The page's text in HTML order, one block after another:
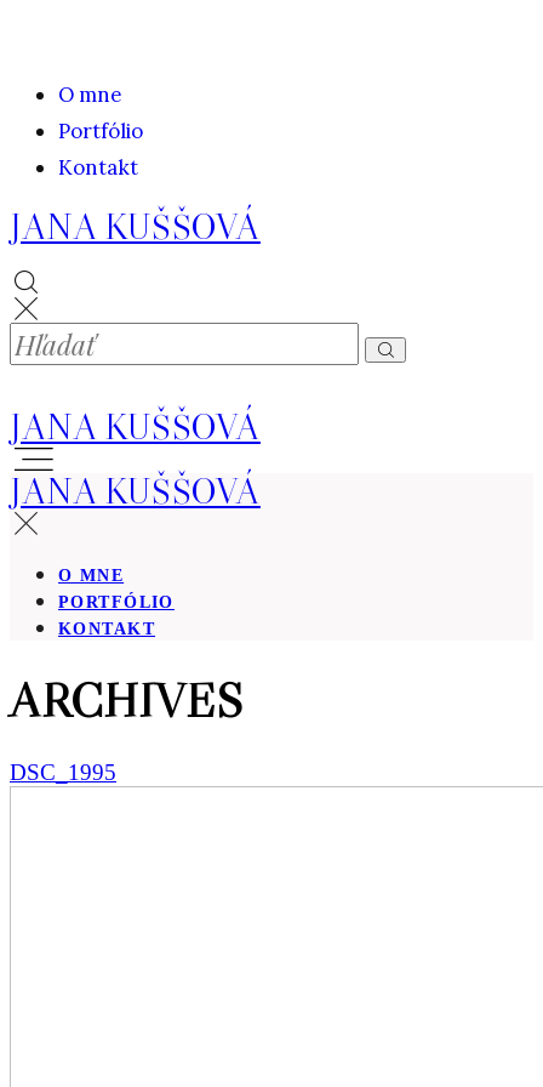
O mne
Portfólio
Kontakt
JANA KUŠŠOVÁ
JANA KUŠŠOVÁ
JANA KUŠŠOVÁ
O MNE
PORTFÓLIO
KONTAKT
ARCHIVES
DSC_1995